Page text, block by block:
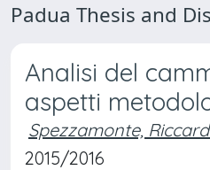
Padua Thesis and
Analisi del
aspetti
Spezzamonte,
2015/2016